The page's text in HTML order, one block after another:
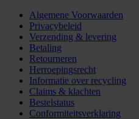
Algemene Voorwaarden
Privacybeleid
Verzending & levering
Betaling
Retourneren
Herroepingsrecht
Informatie over recycling
Claims & klachten
Bestelstatus
Conformiteitsverklaring